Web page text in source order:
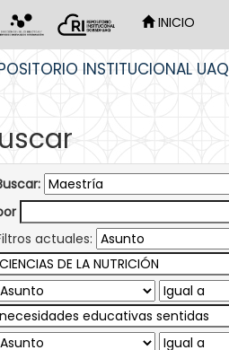
INICIO
INSTITUCIONAL UAQ
actuales: